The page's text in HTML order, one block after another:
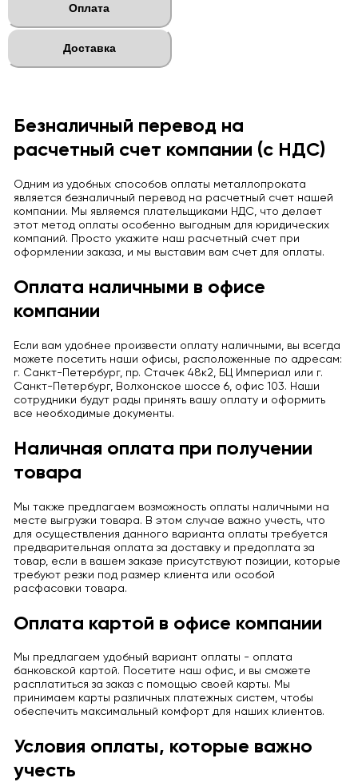
Оплата
Доставка
Безналичный перевод на
расчетный счет компании (с НДС)
Одним из удобных способов оплаты металлопроката
является безналичный перевод на расчетный счет нашей
компании. Мы являемся плательщиками НДС, что делает
этот метод оплаты особенно выгодным для юридических
компаний. Просто укажите наш расчетный счет при
оформлении заказа, и мы выставим вам счет для оплаты.
Оплата наличными в офисе
компании
Если вам удобнее произвести оплату наличными, вы всегда
можете посетить наши офисы, расположенные по адресам:
г. Санкт-Петербург, пр. Стачек 48к2, БЦ Империал или г.
Санкт-Петербург, Волхонское шоссе 6, офис 103. Наши
сотрудники будут рады принять вашу оплату и оформить
все необходимые документы.
Наличная оплата при получении
товара
Мы также предлагаем возможность оплаты наличными на
месте выгрузки товара. В этом случае важно учесть, что
для осуществления данного варианта оплаты требуется
предварительная оплата за доставку и предоплата за
товар, если в вашем заказе присутствуют позиции, которые
требуют резки под размер клиента или особой
расфасовки товара.
Оплата картой в офисе компании
Мы предлагаем удобный вариант оплаты - оплата
банковской картой. Посетите наш офис, и вы сможете
расплатиться за заказ с помощью своей карты. Мы
принимаем карты различных платежных систем, чтобы
обеспечить максимальный комфорт для наших клиентов.
Условия оплаты, которые важно
учесть